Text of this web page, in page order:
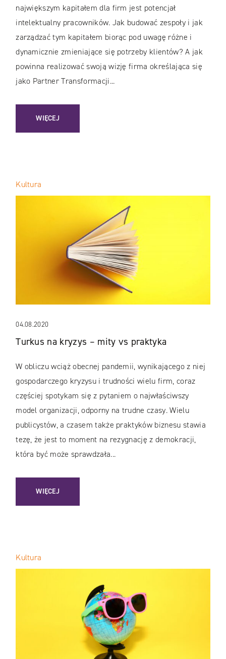
największym kapitałem dla firm jest potencjał
intelektualny pracowników. Jak budować zespoły i jak
zarządzać tym kapitałem biorąc pod uwagę różne i
dynamicznie zmieniające się potrzeby klientów? A jak
powinna realizować swoją wizję firma określająca się
jako Partner Transformacji...
WIĘCEJ
: TEAM OF TEAMS / KIEDY ZWINNE METODYKI TO ZA
04.08.2020
Turkus na kryzys – mity vs praktyka
Kultura
W obliczu wciąż obecnej pandemii, wynikającego z niej
gospodarczego kryzysu i trudności wielu firm, coraz
częściej spotykam się z pytaniem o najwłaściwszy
model organizacji, odporny na trudne czasy. Wielu
publicystów, a czasem także praktyków biznesu stawia
tezę, że jest to moment na rezygnację z demokracji,
która być może sprawdzała...
WIĘCEJ
: TURKUS NA KRYZYS – MITY VS PRAKTYKA
Kultura